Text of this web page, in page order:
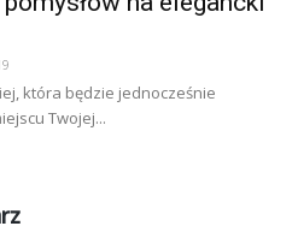
która będzie jednocześnie
Twojej...